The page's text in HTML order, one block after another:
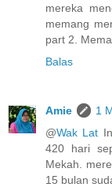
mereka
memang
part 2.
Balas
Amie
1
@Wak Lat
420 hari
Mekah.
15 bulan